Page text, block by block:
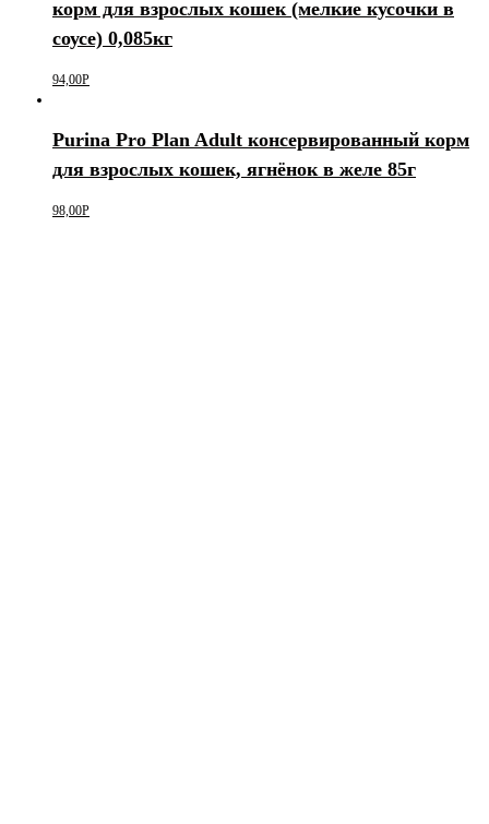
корм для взрослых кошек (мелкие кусочки в
соусе) 0,085кг
94,00Р
Purina Pro Plan Adult консервированный корм
для взрослых кошек, ягнёнок в желе 85г
98,00Р